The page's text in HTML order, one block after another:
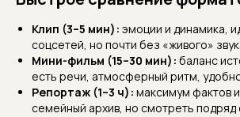
Клип (3–5 мин): эмоции и динамика,
соцсетей, но почти без «живого»
Мини-фильм (15–30 мин): баланс
есть речи, атмосферный ритм,
Репортаж (1–3 ч): максимум фактов
семейный архив, но смотреть подряд